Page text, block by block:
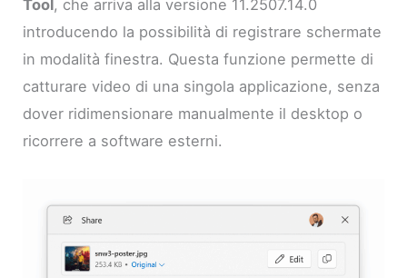
Tool, che arriva alla versione 11.2507.14.0
introducendo la possibilità di registrare schermate
in modalità finestra. Questa funzione permette di
catturare video di una singola applicazione, senza
dover ridimensionare manualmente il desktop o
ricorrere a software esterni.